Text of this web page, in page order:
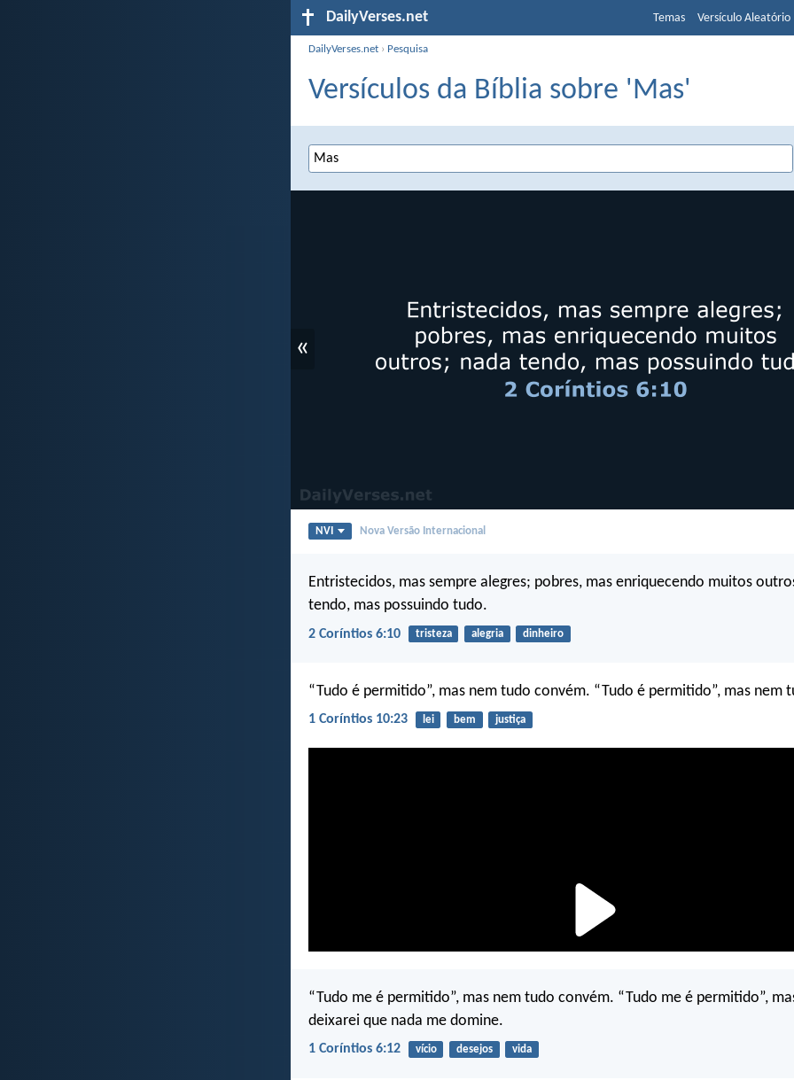
DailyVerses.net Temas Versículo Aleatório
DailyVerses.net › Pesquisa
Versículos da Bíblia sobre 'Mas'
«
NVI Nova Versão Internacional
Entristecidos, mas sempre alegres; pobres, mas enriquecendo muitos
tendo, mas possuindo tudo.
2 Coríntios 6:10 tristeza alegria dinheiro
“Tudo é permitido”, mas nem tudo convém. “Tudo é permitido”, mas nem
1 Coríntios 10:23 lei bem justiça
“Tudo me é permitido”, mas nem tudo convém. “Tudo me é permitido”,
deixarei que nada me domine.
1 Coríntios 6:12 vício desejos vida